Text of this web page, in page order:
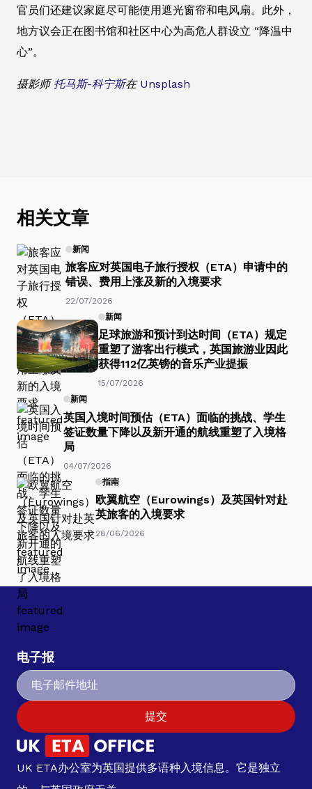
官员们还建议家庭尽可能使用遮光窗帘和电风扇。此外，
地方议会正在图书馆和社区中心为高危人群设立 “降温中
心”。
摄影师托马斯-科宁斯在 Unsplash
相关文章
新闻
旅客应对英国电子旅行授权（ETA）申请中的
错误、费用上涨及新的入境要求
22/07/2026
新闻
足球旅游和预计到达时间（ETA）规定
重塑了游客出行模式，英国旅游业因此
获得112亿英镑的音乐产业提振
15/07/2026
新闻
英国入境时间预估（ETA）面临的挑战、学生
签证数量下降以及新开通的航线重塑了入境格
局
04/07/2026
指南
欧翼航空（Eurowings）及英国针对赴
英旅客的入境要求
28/06/2026
电子报
提交
UK ETA办公室为英国提供多语种入境信息。它是独立